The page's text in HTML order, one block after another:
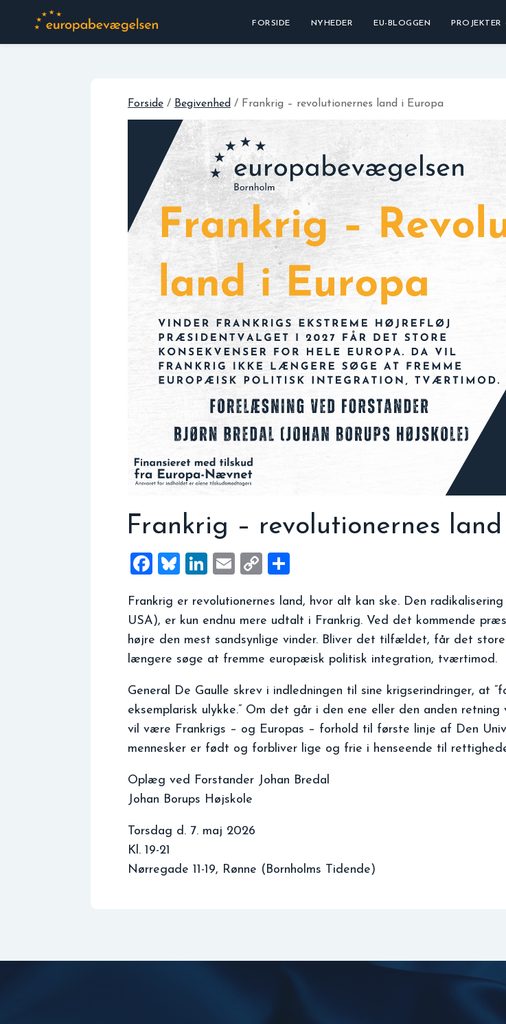
FORSIDE NYHEDER EU-BLOGGEN PROJEKTER
Forside / Begivenhed / Frankrig – revolutionernes land i Europa
Frankrig – revolutionernes
Facebook
Bluesky
LinkedIn
EmailCopy
Frankrig er revolutionernes land, hvor alt kan ske. Den
USA), er kun endnu mere udtalt i Frankrig. Ved det kommende
højre den mest sandsynlige vinder. Bliver det tilfældet, får det
længere søge at fremme europæisk politisk integration, tværtimod.
General De Gaulle skrev i indledningen til sine krigserindringer, at
eksemplarisk ulykke.” Om det går i den ene eller den anden
vil være Frankrigs – og Europas – forhold til første linje af Den
mennesker er født og forbliver lige og frie i henseende til
Oplæg ved Forstander Johan Bredal
Johan Borups Højskole
Torsdag d. 7. maj 2026
Kl. 19-21
Nørregade 11-19, Rønne (Bornholms Tidende)